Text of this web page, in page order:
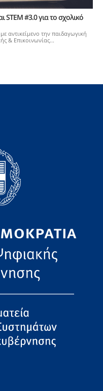
#3.0 για το σχολικό
αντικείμενο την παιδαγωγική
& Επικοινωνίας...